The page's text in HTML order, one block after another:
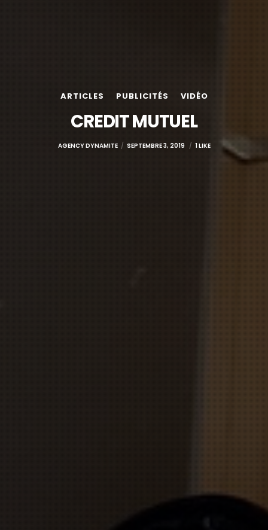
ARTICLES PUBLICITÉS VIDÉO
CREDIT MUTUEL
AGENCY DYNAMITE SEPTEMBRE 3, 2019 1 LIKE